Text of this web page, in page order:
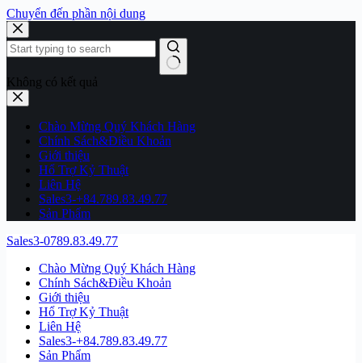
Chuyển đến phần nội dung
Không có kết quả
Chào Mừng Quý Khách Hàng
Chính Sách&Điều Khoản
Giới thiệu
Hổ Trợ Kỷ Thuật
Liên Hệ
Sales3-+84.789.83.49.77
Sản Phẩm
Sales3-0789.83.49.77
Chào Mừng Quý Khách Hàng
Chính Sách&Điều Khoản
Giới thiệu
Hổ Trợ Kỷ Thuật
Liên Hệ
Sales3-+84.789.83.49.77
Sản Phẩm